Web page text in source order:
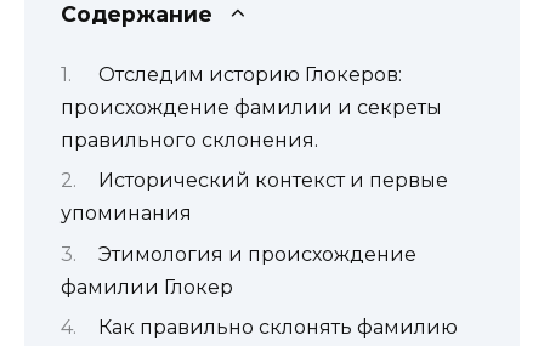
Содержание
Отследим историю Глокеров:
происхождение фамилии и секреты
правильного склонения.
Исторический контекст и первые
упоминания
Этимология и происхождение
фамилии Глокер
Как правильно склонять фамилию